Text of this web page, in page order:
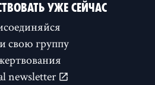
УЖЕ СЕЙЧАС
свою группу
newsletter